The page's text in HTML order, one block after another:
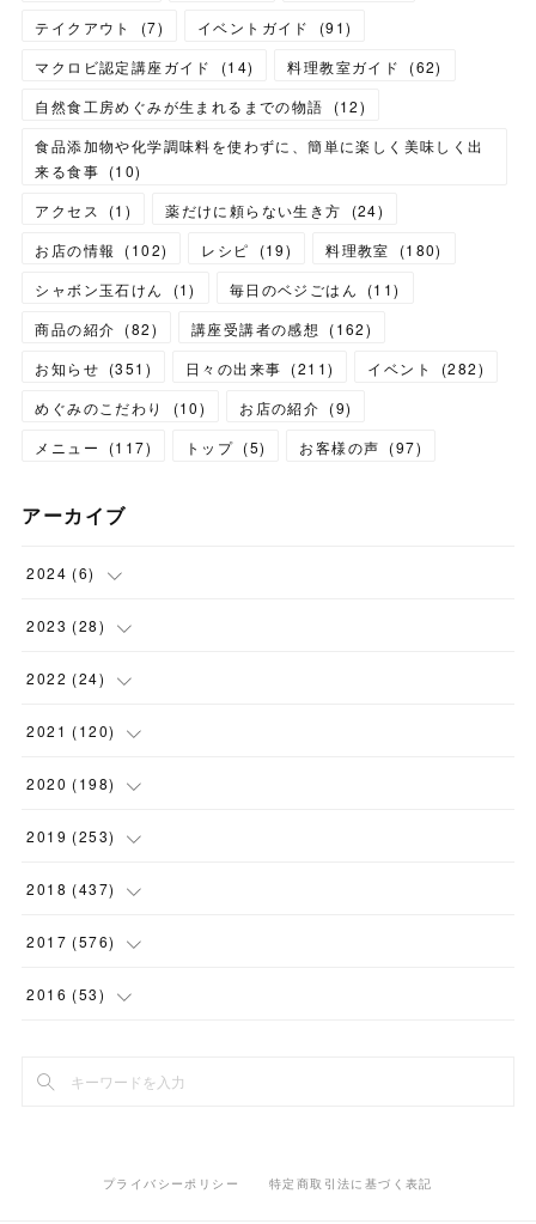
テイクアウト
(7) イベントガイド (91)
マクロビ認定講座ガイド
(14) 料理教室ガイド (62)
自然食工房めぐみが生まれるまでの物語
(12)
食品添加物や化学調味料を使わずに、簡単に楽しく美味しく出
来る食事 (10)
アクセス
(1 ) 薬だけに頼らない生き方 (24)
お店の情報
(102) レシピ (19) 料理教室 (180)
シャボン玉石けん
(1) 毎日のベジごはん (11)
商品の紹介 (82) 講座受講者の感想 (162)
お知らせ (351 ) 日々の出来事 (211) イベント (282)
めぐみのこだわり
(10) お店の紹介 (9)
メニュー
(117) トップ (5) お客様の声 (97)
アーカイブ
2024 (6)
(1)
(1 )
(1)
( 1 )
2023 (28)
(2)
(1)
(1)
(2 )
(2)
2022 (24)
(5)
(2)
(2)
( 1 )
(3)
2021 (120)
(12)
(3)
(1)
(9)
(19)
14)
2020 (198)
(12)
(11)
(12)
(22
(17)
15)
2019 (253)
(14)
(27)
(22
(32)
20)
2018 (437)
(23)
(24
( 14)
33)
2017 (576)
(44
44)
37)
2016 (53)
20)
プライバシーポリシー 特定商取引法に基づく表記